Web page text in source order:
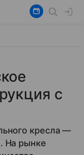
с
кресла —
На рынке